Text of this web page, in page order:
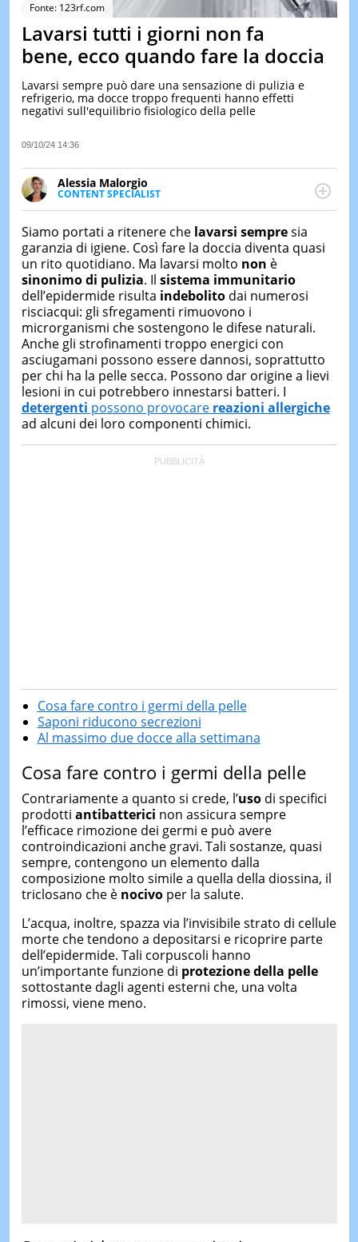
&
TEST
LE
DI
IERI
Fonte: 123rf.com
Lavarsi tutti i giorni non fa
bene, ecco quando fare la doccia
Lavarsi sempre può dare una sensazione di pulizia e
refrigerio, ma docce troppo frequenti hanno effetti
negativi sull'equilibrio fisiologico della pelle
09/10/24 14:36
Alessia Malorgio
CONTENT SPECIALIST
Ha conseguito un Master in Marketing Management
occupa della creazione di contenuti in ottica SEO e
dello sviluppo di strategie marketing attraverso
canali digitali.
Siamo portati a ritenere che lavarsi sempresia
garanzia di igiene. Così fare la doccia diventa quasi
un rito quotidiano. Ma lavarsi molto non è
sinonimo di pulizia. Il sistema immunitario
dell’epidermide risulta indebolitodai numerosi
risciacqui: gli sfregamenti rimuovono i
microrganismi che sostengono le difese naturali.
Anche gli strofinamenti troppo energici con
asciugamani possono essere dannosi, soprattutto
per chi ha la pelle secca. Possono dar origine a lievi
lesioni in cui potrebbero innestarsi batteri. I
detergenti possono provocare reazioni allergiche
ad alcuni dei loro componenti chimici.
Cosa fare contro i germi della pelle
Saponi riducono secrezioni
Al massimo due docce alla settimana
Cosa fare contro i germi della pelle
Contrariamente a quanto si crede, l’usodi specifici
prodotti antibatterici non assicura sempre
l’efficace rimozione dei germi e può avere
controindicazioni anche gravi. Tali sostanze, quasi
sempre, contengono un elemento dalla
composizione molto simile a quella della diossina, il
triclosano che è nocivoper la salute.
L’acqua, inoltre, spazza via l’invisibile strato di cellule
morte che tendono a depositarsi e ricoprire parte
dell’epidermide. Tali corpuscoli hanno
un’importante funzione di protezione della pelle
sottostante dagli agenti esterni che, una volta
rimossi, viene meno.